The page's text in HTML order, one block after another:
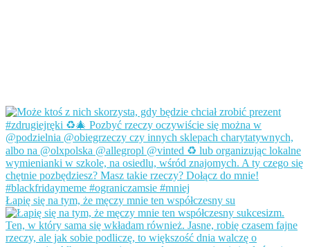
Łapię się na tym, że męczy mnie ten współczesny su